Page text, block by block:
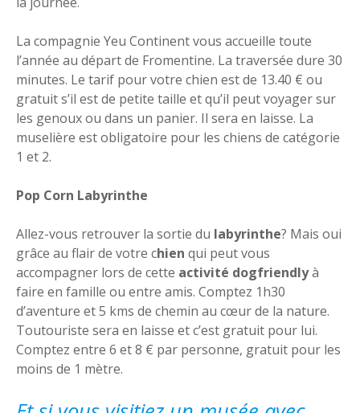
La compagnie Yeu Continent vous accueille toute
l’année au départ de Fromentine. La traversée dure 30
minutes. Le tarif pour votre chien est de 13.40 € ou
gratuit s’il est de petite taille et qu’il peut voyager sur
les genoux ou dans un panier. Il sera en laisse. La
muselière est obligatoire pour les chiens de catégorie
1 et 2.
Pop Corn Labyrinthe
Allez-vous retrouver la sortie du labyrinthe? Mais oui
grâce au flair de votre chien qui peut vous
accompagner lors de cette activité dogfriendlyà
faire en famille ou entre amis. Comptez 1h30
d’aventure et 5 kms de chemin au cœur de la nature.
Toutouriste sera en laisse et c’est gratuit pour lui.
Comptez entre 6 et 8 € par personne, gratuit pour les
moins de 1 mètre.